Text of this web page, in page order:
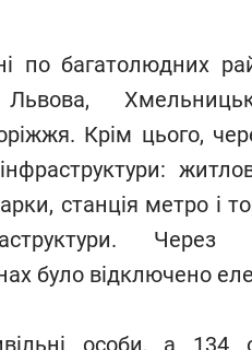
по багатолюдних
Крім цього,
станція метро і
Через
було відключено
особи, а 134